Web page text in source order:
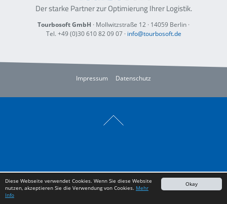
Okay
Diese Webseite verwendet Cookies. Wenn Sie diese Website
nutzen, akzeptieren Sie die Verwendung von Cookies. Mehr
Info
Der starke Partner zur OptimierungIhrer Logistik.
Tourbosoft GmbH · Mollwitzstraße 12 · 14059 Berlin ·
Tel. +49 (0)30 610 82 09 07· info@tourbosoft.de
Impressum Datenschutz